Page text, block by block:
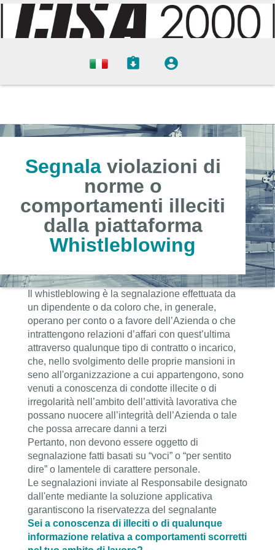
Segnala violazioni di
norme o
comportamenti illeciti
dalla piattaforma
Whistleblowing
Il whistleblowing è la segnalazione effettuata da
un dipendente o da coloro che, in generale,
operano per conto o a favore dell’Azienda o che
intrattengono relazioni d’affari con quest’ultima
attraverso qualunque tipo di contratto o incarico,
che, nello svolgimento delle proprie mansioni in
seno all'organizzazione a cui appartengono, sono
venuti a conoscenza di condotte illecite o di
irregolarità nell’ambito dell’attività lavorativa che
possano nuocere all’integrità dell’Azienda o tale
che possa arrecare danni a terzi
Pertanto, non devono essere oggetto di
segnalazione fatti basati su “voci” o “per sentito
dire” o lamentele di carattere personale.
Le segnalazioni inviate al Responsabile designato
dall'ente mediante la soluzione applicativa
garantiscono la riservatezza del segnalante
Sei a conoscenza di illeciti o di qualunque
informazione relativa a comportamenti scorretti